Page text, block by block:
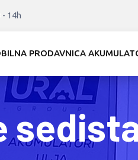
- 14h
PRODAVNICA